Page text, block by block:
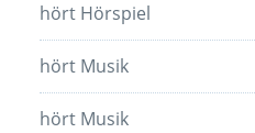
hört Hörspiel
hört Musik
hört Musik